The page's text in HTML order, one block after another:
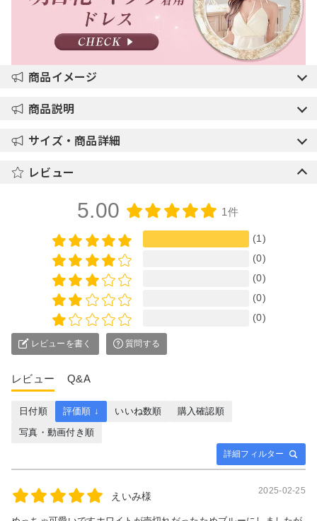
商品イメージ
商品説明
サイズ・商品詳細
レビュー
5.00 1件
(1)
(0)
(0)
(0)
(0)
レビューを書く 質問する
レビュー Q&A
詳細フィルター
日付順 評価順 ↓ いいね数順
購入確認順
写真・動画付き順
えいみ様 2025-02-25